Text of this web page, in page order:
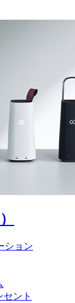
ション
ント